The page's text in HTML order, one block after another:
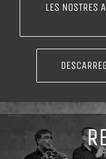
LES NOSTRES